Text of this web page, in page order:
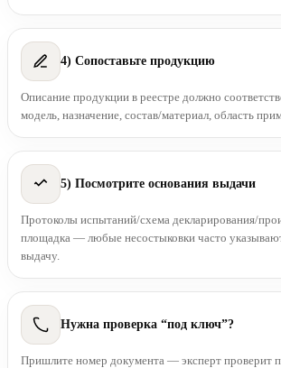
4) Сопоставьте продукцию
Описание продукции в реестре должно
модель, назначение, состав/материал, область
5) Посмотрите основания выдачи
Протоколы испытаний/схема декларирования/
площадка — любые несостыковки часто
выдачу.
Нужна проверка “под ключ”?
Пришлите номер документа — эксперт проверит